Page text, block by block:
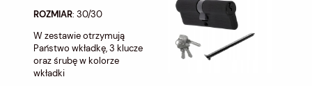
ROZMIAR: 30/30
W zestawie otrzymują
Państwo wkładkę, 3 klucze
oraz śrubę w kolorze
wkładki